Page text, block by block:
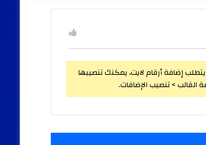
إضافة أرقام لايت، يمكنك تنصيبها
القالب > تنصيب الإضافات.